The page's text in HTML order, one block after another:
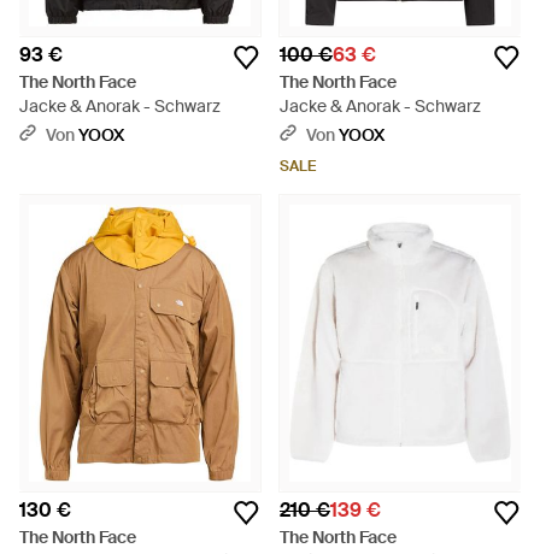
93 €
The North Face
Jacke & Anorak - Schwarz
VonYOOX
100 €63 €
The North Face
Jacke & Anorak - Schwarz
VonYOOX
SALE
130 €
The North Face
210 €139 €
The North Face